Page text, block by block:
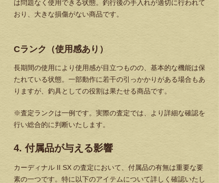
は問題なく使用できる状態。釣行後の手入れが適切に行われて
おり、大きな損傷がない商品です。
Cランク（使用感あり）
長期間の使用により使用感が目立つものの、基本的な機能は保
たれている状態。一部動作に若干の引っかかりがある場合もあ
りますが、釣具としての役割は果たせる商品です。
※査定ランクは一例です。実際の査定では、より詳細な確認を
行い総合的に判断いたします。
4. 付属品が与える影響
カーディナル II SX の査定において、付属品の有無は重要な要
素の一つです。特に以下のアイテムについて詳しく確認いたし